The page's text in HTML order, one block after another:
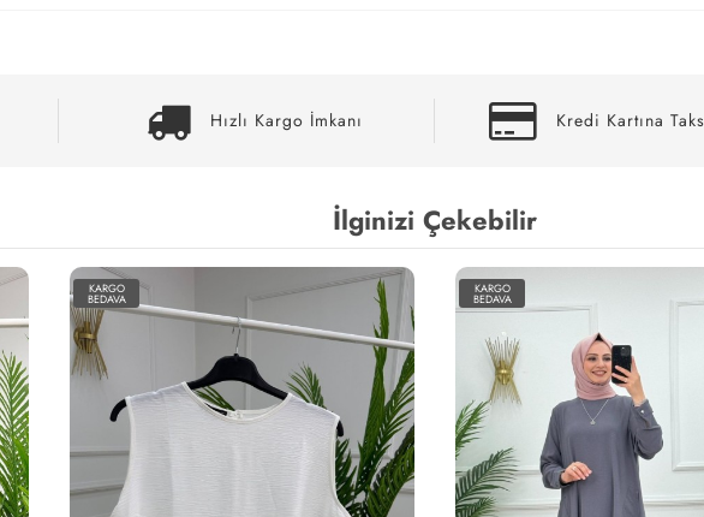
Hızlı Kargo İmkanı Kredi Kartına
İlginizi Çekebilir
KARGO
BEDAVA
KARGO
BEDAVA